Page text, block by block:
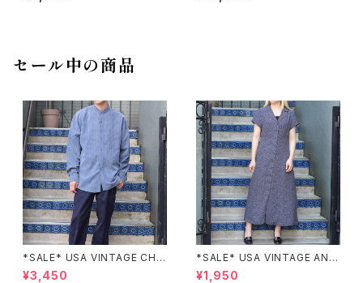
セール中の商品
*SALE* USA VINTAGE CHE
CK PATTERNED BAND COL
¥3,450
*SALE* USA VINTAGE ANN
EX HALF SLEEVE FLOWER
¥1,950